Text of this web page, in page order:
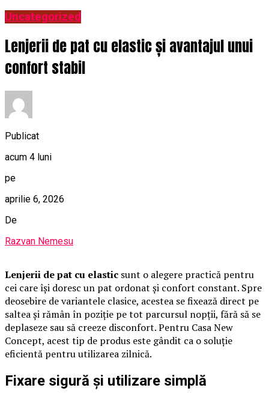
Uncategorized
Lenjerii de pat cu elastic și avantajul unui
confort stabil
Publicat
acum 4 luni
pe
aprilie 6, 2026
De
Razvan Nemesu
Lenjerii de pat cu elastic sunt o alegere practică pentru
cei care își doresc un pat ordonat și confort constant. Spre
deosebire de variantele clasice, acestea se fixează direct pe
saltea și rămân în poziție pe tot parcursul nopții, fără să se
deplaseze sau să creeze disconfort. Pentru Casa New
Concept, acest tip de produs este gândit ca o soluție
eficientă pentru utilizarea zilnică.
Fixare sigură și utilizare simplă